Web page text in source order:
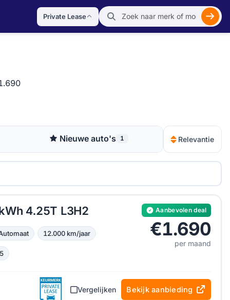
Private Lease
Nieuwe auto's 1 Relevantie
4.25T L3H2 Aanbevolen deal
€1.690
per maand
12.000 km/jaar
Vergelijken Bekijk aanbieding